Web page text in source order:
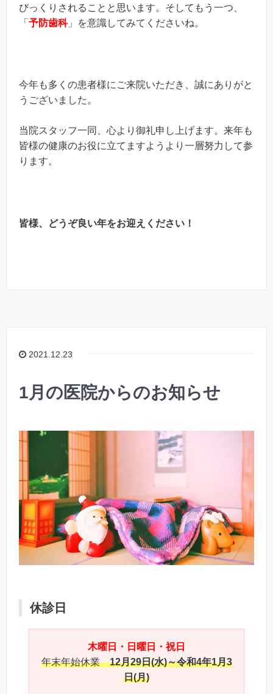
びっくりされることと思います。そしてもう一つ、
「 予防歯科」を意識してみてくださいね。
今年も多くの患者様にご来院いただき、誠にありがと
うございました。
当院スタッフ一同、心より御礼申し上げます。来年も
皆様の健康のお役に立てますようより一層努力して参
ります。
皆様、どうぞ良い年をお迎えください！
2021.12.23
1月の医院からのお知らせ
休診日
木曜日・日曜日・祝日
年末年始休業12月29日(水)～令和4年1月3
日(月)